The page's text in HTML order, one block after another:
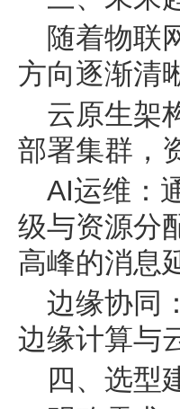
随着物联
方向逐渐清
云原生架
部署集群，
AI运维：
级与资源分
高峰的消息
边缘协同
边缘计算与
四、选型